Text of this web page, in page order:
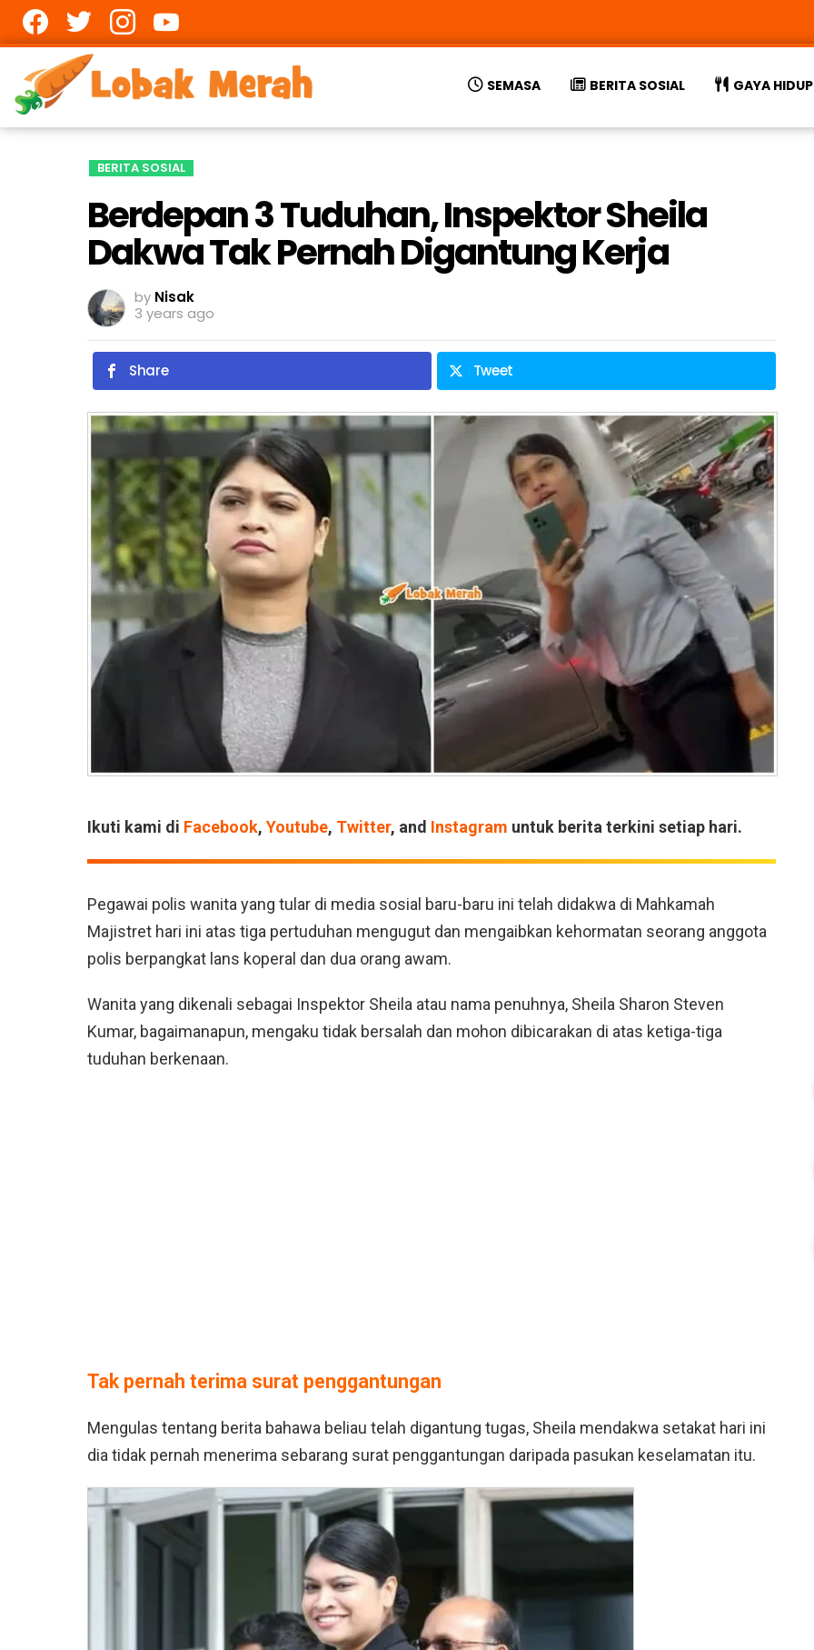
SEMASA BERITA SOSIAL GAYA HIDUP
BERITA SOSIAL
Berdepan 3 Tuduhan, Inspektor Sheila
Dakwa Tak Pernah Digantung Kerja
by Nisak
3 years ago
Share Tweet
Ikuti kami di Facebook, Youtube, Twitter, and Instagram untuk berita terkini setiap hari.
Pegawai polis wanita yang tular di media sosial baru-baru ini telah didakwa di Mahkamah
Majistret hari ini atas tiga pertuduhan mengugut dan mengaibkan kehormatan seorang anggota
polis berpangkat lans koperal dan dua orang awam.
Wanita yang dikenali sebagai Inspektor Sheila atau nama penuhnya, Sheila Sharon Steven
Kumar, bagaimanapun, mengaku tidak bersalah dan mohon dibicarakan di atas ketiga-tiga
tuduhan berkenaan.
Tak pernah terima surat penggantungan
Mengulas tentang berita bahawa beliau telah digantung tugas, Sheila mendakwa setakat hari ini
dia tidak pernah menerima sebarang surat penggantungan daripada pasukan keselamatan itu.